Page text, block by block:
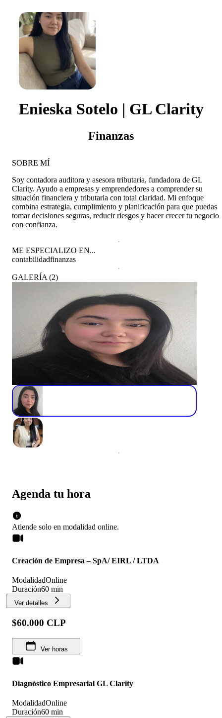
Enieska Sotelo | GL Clarity
Finanzas
Agenda tu hora
Atiende solo en modalidad online.
Creación de Empresa – SpA/ EIRL / LTDA
ModalidadOnline
Duración60 min
Ver detalles
$60.000 CLP
Ver horas
Diagnóstico Empresarial GL Clarity
ModalidadOnline
Duración60 min
SOBRE MÍ
Soy contadora auditora y asesora tributaria, fundadora de GL
Clarity. Ayudo a empresas y emprendedores a comprender su
situación financiera y tributaria con total claridad. Mi enfoque
combina estrategia, cumplimiento y planificación para que puedas
tomar decisiones seguras, reducir riesgos y hacer crecer tu negocio
con confianza.
ME ESPECIALIZO EN...
contabilidadfinanzas
GALERÍA (2)